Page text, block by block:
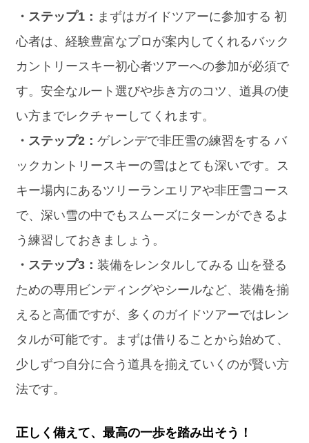
・ステップ1： まずはガイドツアーに参加する 初
心者は、経験豊富なプロが案内してくれるバック
カントリースキー初心者ツアーへの参加が必須で
す。安全なルート選びや歩き方のコツ、道具の使
い方までレクチャーしてくれます。
・ステップ2：ゲレンデで非圧雪の練習をする バ
ックカントリースキーの雪はとても深いです。ス
キー場内にあるツリーランエリアや非圧雪コース
で、深い雪の中でもスムーズにターンができるよ
う練習しておきましょう。
・ステップ3：装備をレンタルしてみる 山を登る
ための専用ビンディングやシールなど、装備を揃
えると高価ですが、多くのガイドツアーではレン
タルが可能です。まずは借りることから始めて、
少しずつ自分に合う道具を揃えていくのが賢い方
法です。
正しく備えて、最高の一歩を踏み出そう！